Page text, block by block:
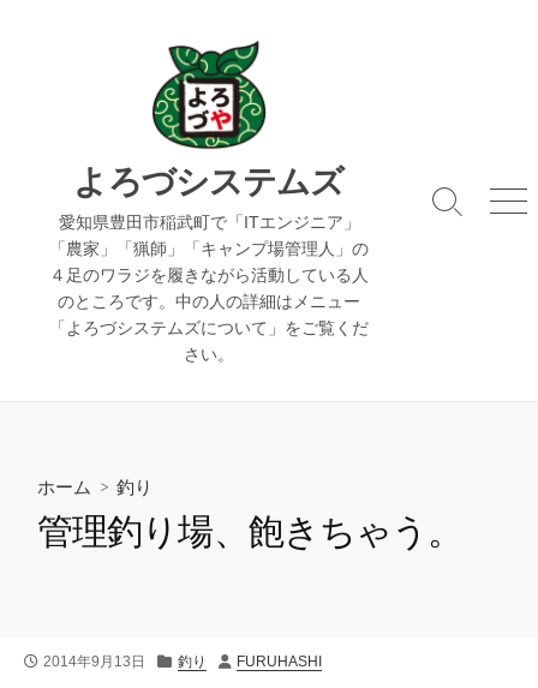
よろづシステムズ
愛知県豊田市稲武町で「ITエンジニア」
「農家」「猟師」「キャンプ場管理人」の
４足のワラジを履きながら活動している人
のところです。中の人の詳細はメニュー
「よろづシステムズについて」をご覧くだ
さい。
検
メ
ホーム > 釣り
管理釣り場、飽きちゃう。
公
2014年9月13日
カ
釣り
投
FURUHASHI